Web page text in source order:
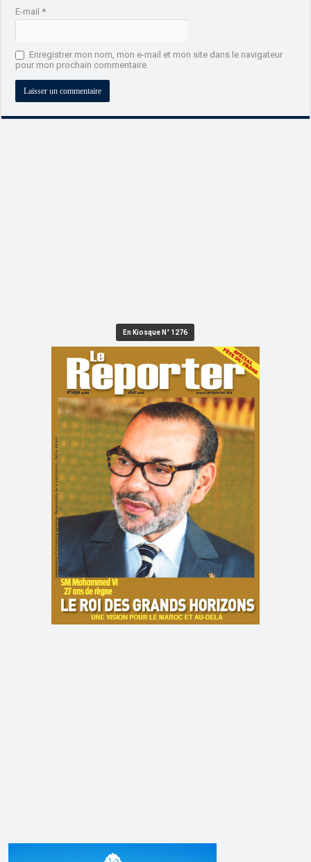
E-mail*
Enregistrer mon nom, mon e-mail et mon site dans le navigateur
pour mon prochain commentaire.
En Kiosque N° 1276